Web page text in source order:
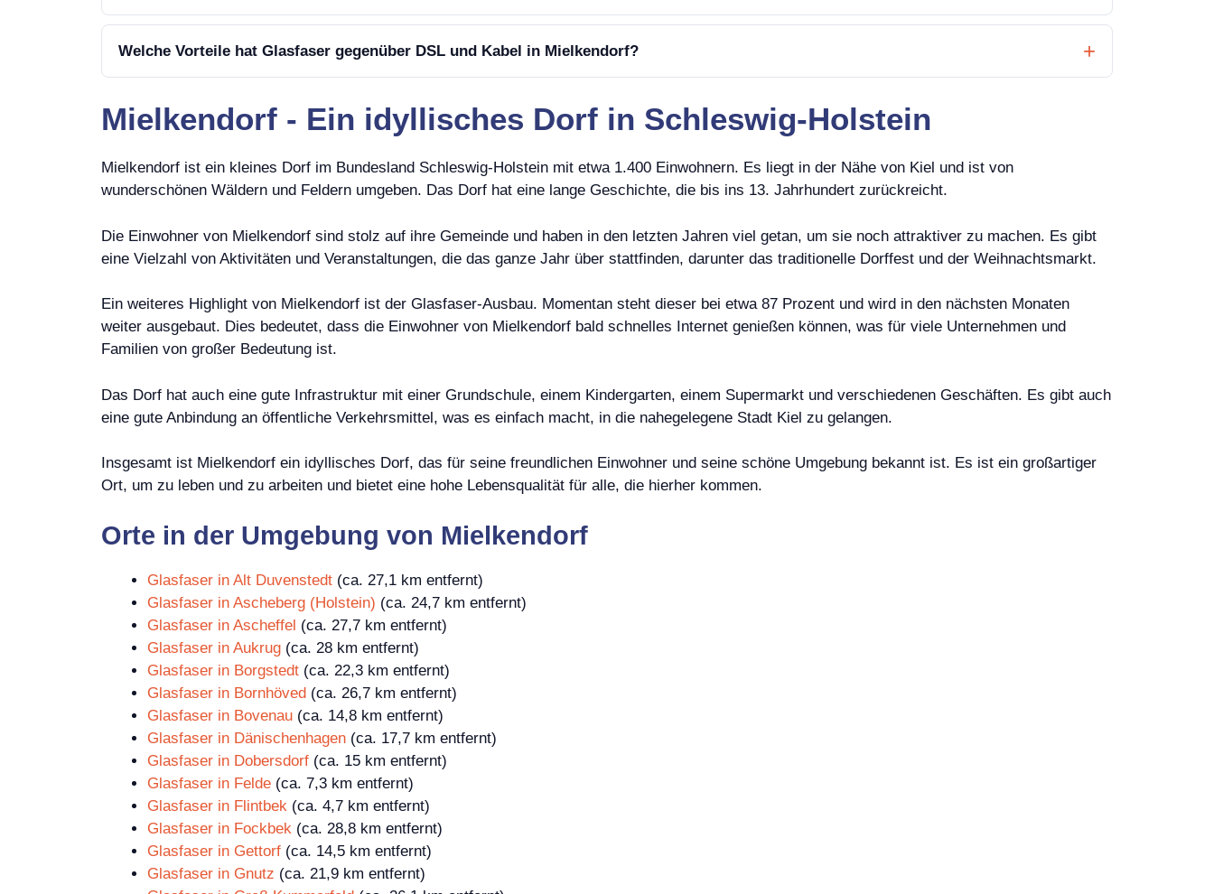
Welche Vorteile hat Glasfaser gegenüber DSL und Kabel in Mielkendorf?
Mielkendorf - Ein idyllisches Dorf in Schleswig-Holstein
Mielkendorf ist ein kleines Dorf im Bundesland Schleswig-Holstein mit etwa 1.400 Einwohnern. Es liegt in der Nähe von Kiel und ist von
wunderschönen Wäldern und Feldern umgeben. Das Dorf hat eine lange Geschichte, die bis ins 13. Jahrhundert zurückreicht.
Die Einwohner von Mielkendorf sind stolz auf ihre Gemeinde und haben in den letzten Jahren viel getan, um sie noch attraktiver zu machen. Es gibt
eine Vielzahl von Aktivitäten und Veranstaltungen, die das ganze Jahr über stattfinden, darunter das traditionelle Dorffest und der Weihnachtsmarkt.
Ein weiteres Highlight von Mielkendorf ist der Glasfaser-Ausbau. Momentan steht dieser bei etwa 87 Prozent und wird in den nächsten Monaten
weiter ausgebaut. Dies bedeutet, dass die Einwohner von Mielkendorf bald schnelles Internet genießen können, was für viele Unternehmen und
Familien von großer Bedeutung ist.
Das Dorf hat auch eine gute Infrastruktur mit einer Grundschule, einem Kindergarten, einem Supermarkt und verschiedenen Geschäften. Es gibt auch
eine gute Anbindung an öffentliche Verkehrsmittel, was es einfach macht, in die nahegelegene Stadt Kiel zu gelangen.
Insgesamt ist Mielkendorf ein idyllisches Dorf, das für seine freundlichen Einwohner und seine schöne Umgebung bekannt ist. Es ist ein großartiger
Ort, um zu leben und zu arbeiten und bietet eine hohe Lebensqualität für alle, die hierher kommen.
Orte in der Umgebung von Mielkendorf
Glasfaser in Alt Duvenstedt (ca. 27,1 km entfernt)
Glasfaser in Ascheberg (Holstein) (ca. 24,7 km entfernt)
Glasfaser in Ascheffel (ca. 27,7 km entfernt)
Glasfaser in Aukrug (ca. 28 km entfernt)
Glasfaser in Borgstedt (ca. 22,3 km entfernt)
Glasfaser in Bornhöved (ca. 26,7 km entfernt)
Glasfaser in Bovenau (ca. 14,8 km entfernt)
Glasfaser in Dänischenhagen (ca. 17,7 km entfernt)
Glasfaser in Dobersdorf (ca. 15 km entfernt)
Glasfaser in Felde (ca. 7,3 km entfernt)
Glasfaser in Flintbek (ca. 4,7 km entfernt)
Glasfaser in Fockbek (ca. 28,8 km entfernt)
Glasfaser in Gettorf (ca. 14,5 km entfernt)
Glasfaser in Gnutz (ca. 21,9 km entfernt)